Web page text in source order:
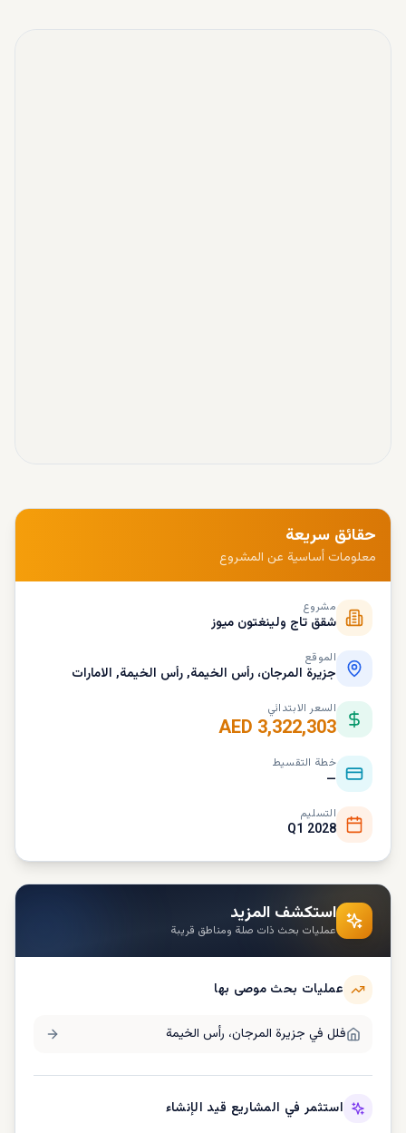
حقائق سريعة
معلومات أساسية عن المشروع
مشروع
شقق تاج ولينغتون ميوز
الموقع
جزيرة المرجان، رأس الخيمة, رأس الخيمة, الامارات
السعر الابتدائي
AED 3,322,303
خطة التقسيط
—
التسليم
Q1 2028
استكشف المزيد
عمليات بحث ذات صلة ومناطق قريبة
عمليات بحث موصى بها
فلل في جزيرة المرجان، رأس الخيمة
استثمر في المشاريع قيد الإنشاء